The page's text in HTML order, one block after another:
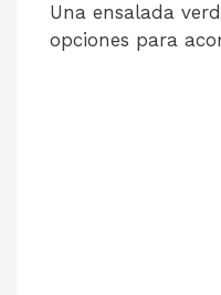
Una ensalada
opciones para